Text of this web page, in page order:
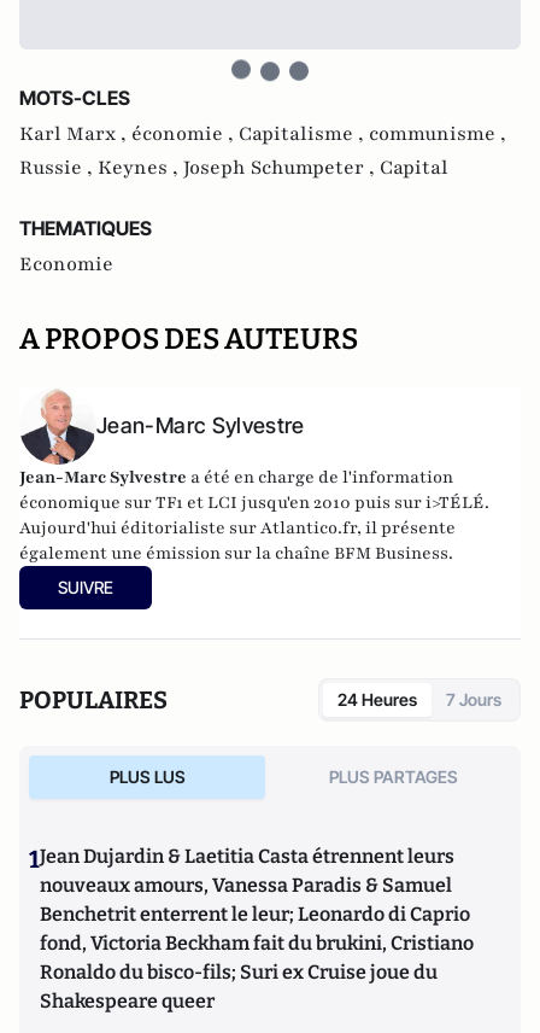
MOTS-CLES
Karl Marx , économie , Capitalisme , communisme ,
Russie , Keynes , Joseph Schumpeter , Capital
THEMATIQUES
Economie
A PROPOS DES AUTEURS
Jean-Marc Sylvestre
Jean-Marc Sylvestre a été en charge de l'information
économique sur TF1 et LCI jusqu'en 2010 puis sur i>TÉLÉ.
Aujourd'hui éditorialiste sur Atlantico.fr, il présente
également une émission sur la chaîne BFM Business.
SUIVRE
POPULAIRES 24 Heures 7 Jours
PLUS LUS PLUS PARTAGES
1Jean Dujardin & Laetitia Casta étrennent leurs
nouveaux amours, Vanessa Paradis & Samuel
Benchetrit enterrent le leur; Leonardo di Caprio
fond, Victoria Beckham fait du brukini, Cristiano
Ronaldo du bisco-fils; Suri ex Cruise joue du
Shakespeare queer